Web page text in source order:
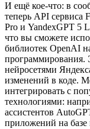
И ещё кое-что: в
теперь API сервиса
Pro и YandexGPT 5
что вы сможете
библиотек OpenAI
программирования.
нейросетями
изменений в коде.
интегрировать с
технологиями:
ассистентов
приложений на базе